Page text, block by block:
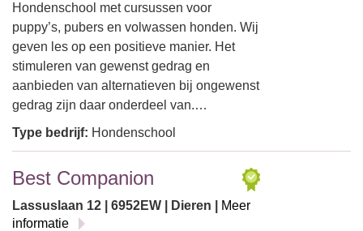
Hondenschool met cursussen voor
puppy’s, pubers en volwassen honden. Wij
geven les op een positieve manier. Het
stimuleren van gewenst gedrag en
aanbieden van alternatieven bij ongewenst
gedrag zijn daar onderdeel van.…
Type bedrijf: Hondenschool
Best Companion
Lassuslaan 12 | 6952EW | Dieren |
Meer
informatie